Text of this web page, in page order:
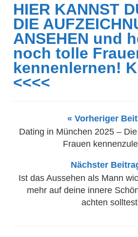
HIER KANNST
DIE
ANSEHEN und
noch tolle
kennenlernen!
<<<<
« Vorheriger
Dating in München 2025 –
Frauen
Nächster
Ist das Aussehen als Mann
mehr auf deine innere
achten solltest